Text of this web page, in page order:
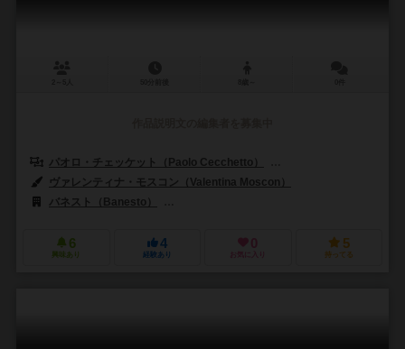
パオロ・チェッケット（Paolo Cecchetto）
ヴァレンティナ・モスコン（Valentina Moscon）
バネスト（Banesto）
6
興味あり
4
経験あり
0
お気に入り
5
持ってる